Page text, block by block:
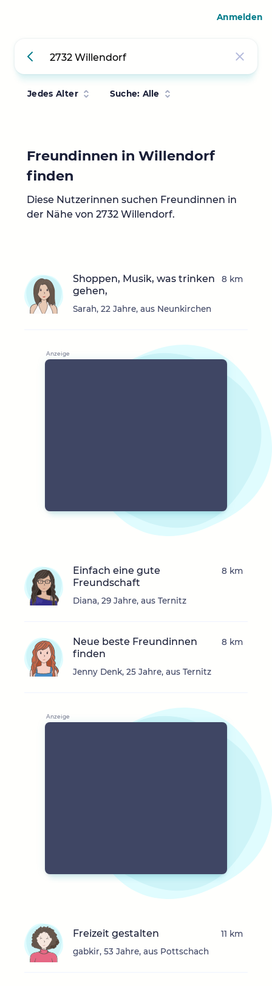
Jedes Alter Suche: Alle
Freundinnen in Willendorf
finden
Diese Nutzerinnen suchen Freundinnen in
der Nähe von 2732 Willendorf.
Shoppen, Musik, was trinken
gehen,
Sarah, 22 Jahre, aus Neunkirchen
8 km
Einfach eine gute
Freundschaft
Diana, 29 Jahre, aus Ternitz
8 km
Neue beste Freundinnen
finden
Jenny Denk, 25 Jahre, aus Ternitz
8 km
Freizeit gestalten
gabkir, 53 Jahre, aus Pottschach
11 km
Anmelden